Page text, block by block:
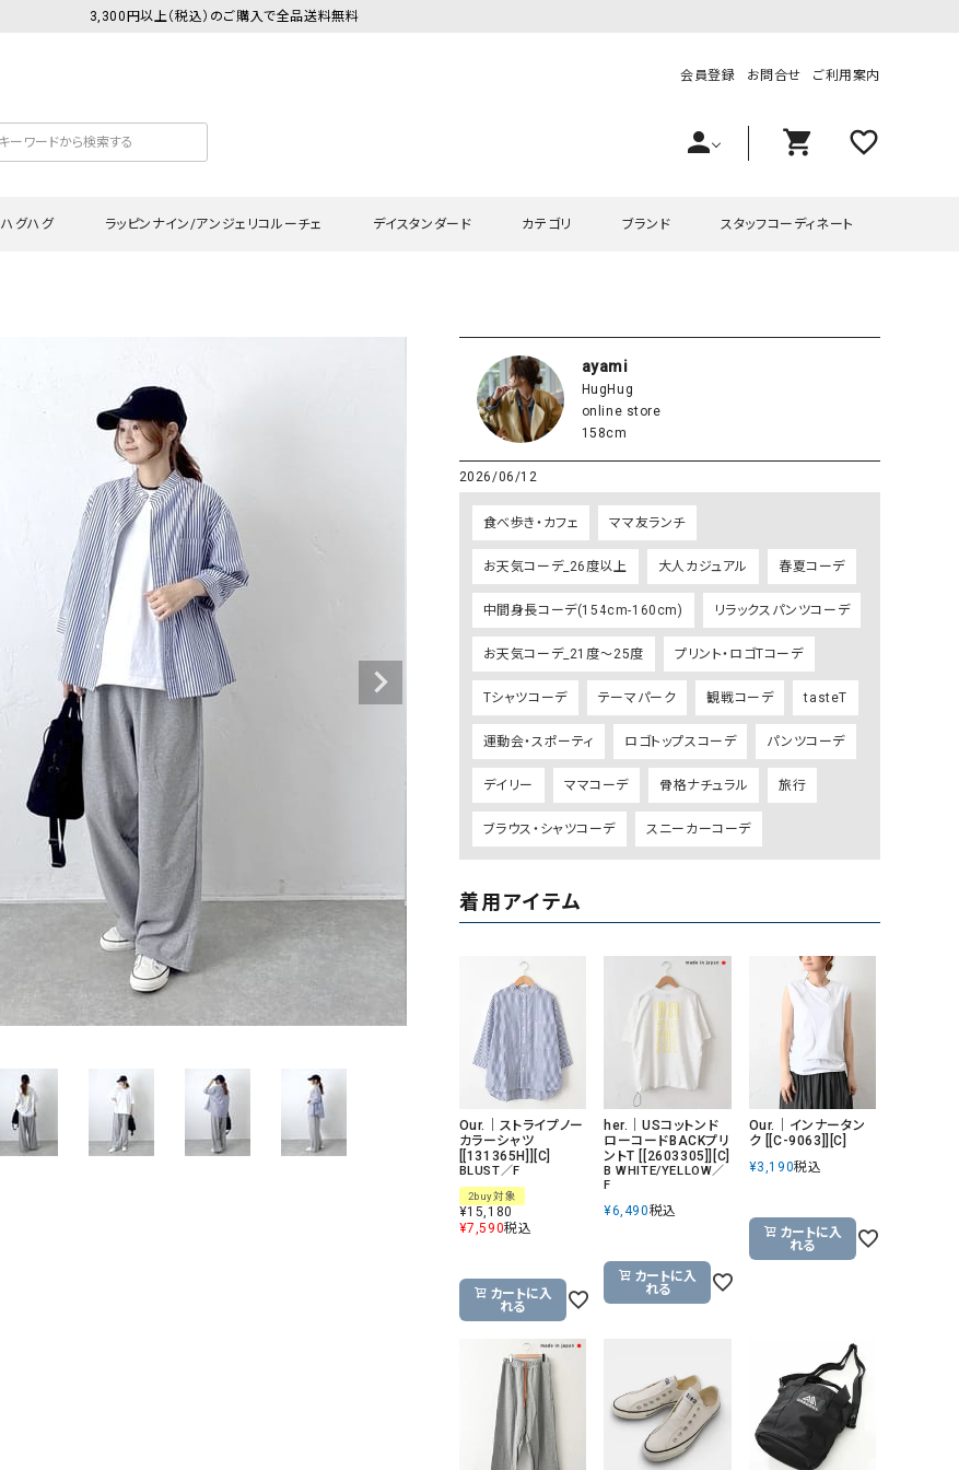
3,300円以上（税込）のご購入で全品送料無料
会員登録 お問合せ ご利用案内
person shopping_cart favorite_outline
ハグハグ
ロング・マキシ丈
その他スカート
ラッピンナイン/アンジェリコルーチェ
タンクトップ・キャミソール
デニムパンツ
その他のパンツ
ジャケット
コート
その他アウター
デイスタンダード
チュニック
ロング・マキシ丈
その他スカート
すべて見る
ソックス・その他雑貨
カテゴリ
ワンピース・チュニック
サロペット・オーバーオール
スカート
ワンピース・チュニック
サロペット・オーバーオール
ジャケット・アウター
ブランド
ラッピンナイン/アンジェリコルーチェ
hagumu（ハグム）
her.（ハードット）
and quarter（アンドクウォーター） HUMS（ハムズ）
day standard（デイスタンダード） 10t'ena (トテナ)
08mab(ゼロハチマブ) Johnbull（ジョンブル）
1 metre carre（アンメートルキャレ ）
LAURA DI MAGGIO（ロー
オ）
120%lino（ワンハンドレッドトゥエンティ
ーパーセントリノ）
le camouflage tribe（ル
ASFVLT（アスファルト）
Antiquite's（アンティークス）
NATURAL LAUNDRY（ナ
リー）
Audition（オーディション）
ORDINARY FITS（オーディ
ツ）
blue willow（ブルーウィロー） Osmosis（オズモシス）
blue willow（ブルーウィロー） prit（プリット）
CUBE SUGAR（キューブシュガー） PUMA（プーマ）
Champion（チャンピオン） RED CARD（レッドカード）
DENIM DUNGAREE（デニムダンガリー）
EVOL（イーボル）
SCOTCH&SODA（スコッ
ダ）
Emma Taylor（エマテイラー） SUGAR ROSE（シュガーロ
FLAVOR TEE（フレーバーティー） squady by graphite（スカ
スタッフコーディネート
ayami
HugHug
online store
158cm
2026/06/12
食べ歩き・カフェ ママ友ランチ
お天気コーデ_26度以上 大人カジュアル 春夏コーデ
中間身長コーデ(154cm-160cm) リラックスパンツコーデ
お天気コーデ_21度～25度 プリント・ロゴTコーデ
Tシャツコーデ テーマパーク 観戦コーデ tasteT
運動会・スポーティ ロゴトップスコーデ パンツコーデ
デイリー ママコーデ 骨格ナチュラル 旅行
ブラウス・シャツコーデ スニーカーコーデ
着用アイテム
Our.｜ストライプノー
カラーシャツ
[[131365H]][C]
BLUST／F
2buy対象
¥15,180
¥7,590税込
カートに入
れる
her.｜USコットンド
ローコードBACKプリ
ントT [[2603305]][C]
B WHITE/YELLOW／
F
¥6,490税込
カートに入
れる
Our.｜インナータン
ク [[C-9063]][C]
¥3,190税込
カートに入
れる